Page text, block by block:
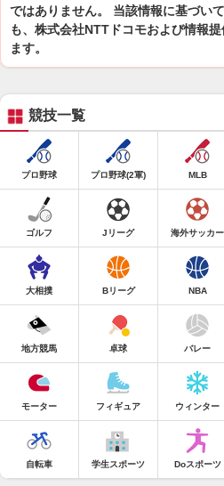
ではありません。 当該情報に基づい
も、株式会社NTTドコモおよび情報
ます。
競技一覧
プロ野球 プロ野球(2軍) MLB
ゴルフ Jリーグ 海外サッカー
大相撲 Bリーグ NBA
地方競馬 卓球 バレー
モーター フィギュア ウィンター
自転車 学生スポーツ Doスポーツ